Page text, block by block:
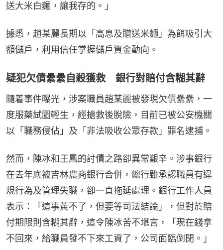
送大米白麵，讓我存的。」
據悉，趙某麗長期以「高息及贈送米麵」為餌吸引大
額儲戶，利用信任掌握儲戶資金動向。
疑犯欠債纍纍自殺獲救 銀行對賠付含糊其辭
隨着事件曝光，涉案職員趙某麗被發現欠債纍纍，一
度服藥試圖輕生，經搶救後脫險，目前已被公安機關
以「職務侵佔」及「非法吸收公眾存款」罪名逮捕。
然而，陳冰和王鳳的討債之路卻異常艱辛。涉事銀行
在去年底被吉林農商銀行合併，總行雖承認職員有違
規行為及管理失職，卻一直拖延處理。銀行工作人員
表示：「這事黃不了，但要等司法結論」，但對於賠
付期限則含糊其辭，這令陳冰苦不堪言，「現在錢拿
不回來，給職員發不下來工資了，公司面臨倒閉。」